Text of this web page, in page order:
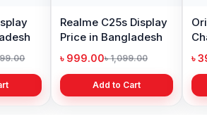
Original Realme 6
Display Price in
৳ 1,299.00 ৳ 1,799.00
Add to Cart
Realme C17
Price in
৳ 1,099.00 ৳
Add to